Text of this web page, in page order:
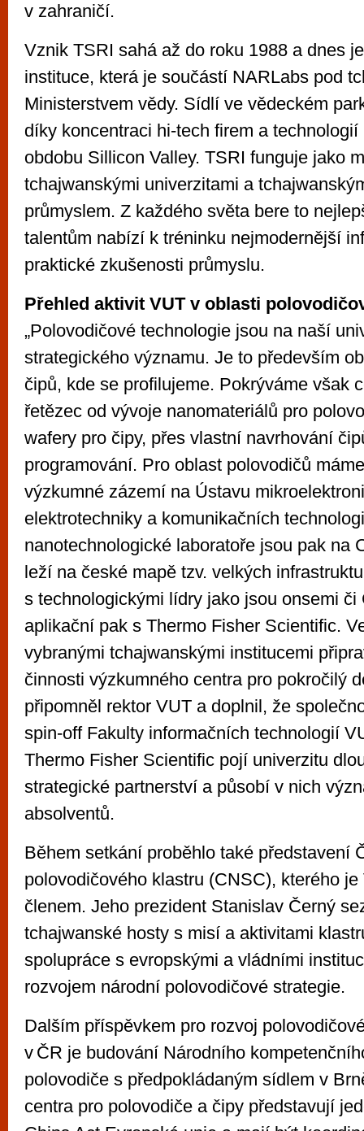
v zahraničí.
Vznik TSRI sahá až do roku 1988 a dnes
instituce, která je součástí NARLabs pod
Ministerstvem vědy. Sídlí ve vědeckém
díky koncentraci hi-tech firem a
obdobu Sillicon Valley. TSRI funguje jako
tchajwanskými univerzitami a
průmyslem. Z každého světa bere to
talentům nabízí k tréninku nejmodernější
praktické zkušenosti průmyslu.
Přehled aktivit VUT v oblasti
„Polovodičové technologie jsou na naší
strategického významu. Je to především
čipů, kde se profilujeme. Pokrýváme však
řetězec od vývoje nanomateriálů pro
wafery pro čipy, přes vlastní navrhování
programování. Pro oblast polovodičů
výzkumné zázemí na Ústavu
elektrotechniky a komunikačních
nanotechnologické laboratoře jsou pak na
leží na české mapě tzv. velkých
s technologickými lídry jako jsou onsemi či
aplikační pak s Thermo Fisher Scientific.
vybranými tchajwanskými institucemi
činnosti výzkumného centra pro pokročilý
připomněl rektor VUT a doplnil, že
spin-off Fakulty informačních technologií
Thermo Fisher Scientific pojí univerzitu
strategické partnerství a působí v nich
absolventů.
Během setkání proběhlo také představení
polovodičového klastru (CNSC), kterého
členem. Jeho prezident Stanislav Černý
tchajwanské hosty s misí a aktivitami
spolupráce s evropskými a vládními
rozvojem národní polovodičové strategie.
Dalším příspěvkem pro rozvoj
v ČR je budování Národního
polovodiče s předpokládaným sídlem v
centra pro polovodiče a čipy představují